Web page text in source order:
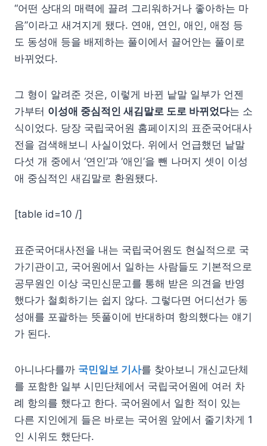
“어떤 상대의 매력에 끌려 그리워하거나 좋아하는 마
음”이라고 새겨지게 됐다. 연애, 연인, 애인, 애정 등
도 동성애 등을 배제하는 풀이에서 끌어안는 풀이로
바뀌었다.
그 형이 알려준 것은, 이렇게 바뀐 낱말 일부가 언젠
가부터 이성애 중심적인 새김말로 도로 바뀌었다는 소
식이었다. 당장 국립국어원 홈페이지의 표준국어대사
전을 검색해보니 사실이었다. 위에서 언급했던 낱말
다섯 개 중에서 ‘연인’과 ‘애인’을 뺀 나머지 셋이 이성
애 중심적인 새김말로 환원됐다.
[table id=10 /]
표준국어대사전을 내는 국립국어원도 현실적으로 국
가기관이고, 국어원에서 일하는 사람들도 기본적으로
공무원인 이상 국민신문고를 통해 받은 의견을 반영
했다가 철회하기는 쉽지 않다. 그렇다면 어디선가 동
성애를 포괄하는 뜻풀이에 반대하며 항의했다는 얘기
가 된다.
아니나다를까 국민일보 기사를 찾아보니 개신교단체
를 포함한 일부 시민단체에서 국립국어원에 여러 차
례 항의를 했다고 한다. 국어원에서 일한 적이 있는
다른 지인에게 들은 바로는 국어원 앞에서 줄기차게 1
인 시위도 했단다.